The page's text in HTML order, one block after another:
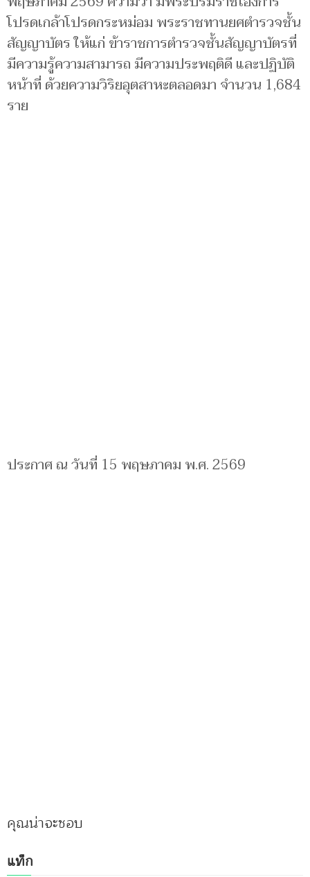
โปรดเกล้าโปรดกระหม่อม พระราชทานยศตำรวจชั้น
สัญญาบัตร ให้แก่ ข้าราชการตำรวจชั้นสัญญาบัตรที่
มีความรู้ความสามารถ มีความประพฤติดี และปฏิบัติ
หน้าที่ ด้วยความวิริยอุตสาหะตลอดมา จำนวน 1,684
ราย
ประกาศ ณ วันที่ 15 พฤษภาคม พ.ศ. 2569
คุณน่าจะชอบ
แท็ก